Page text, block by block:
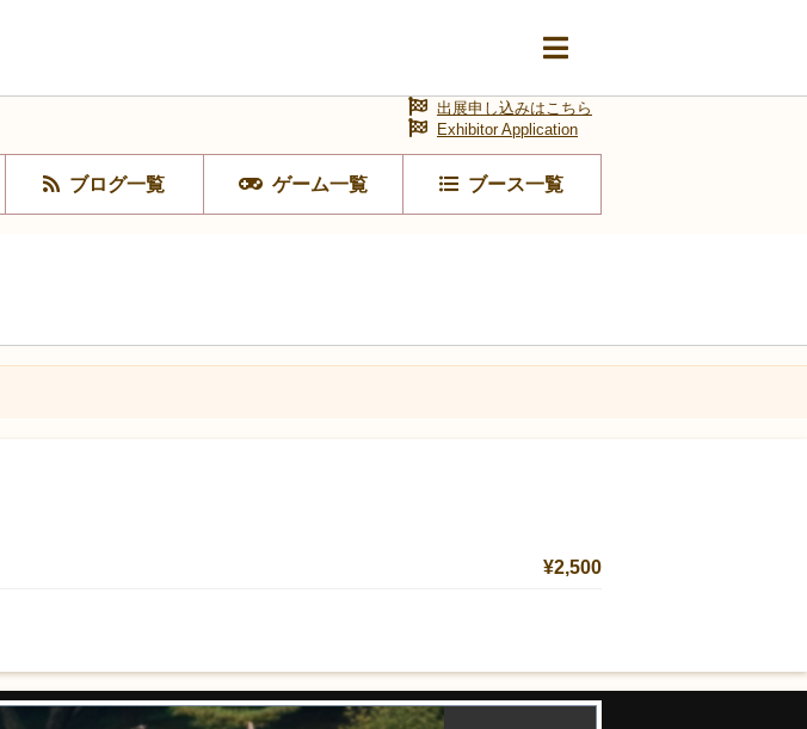
ブログ一覧 ゲーム一覧 ブース一覧
出展申し込みはこちら
Exhibitor Application
¥2,500